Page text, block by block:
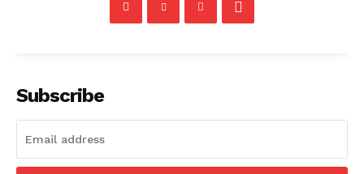
Subscribe